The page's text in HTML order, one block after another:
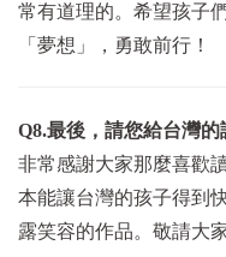
常有道理的。希望孩子
「夢想」，勇敢前行！
Q8.最後，請您給台灣的
非常感謝大家那麼喜歡
本能讓台灣的孩子得到
露笑容的作品。敬請大